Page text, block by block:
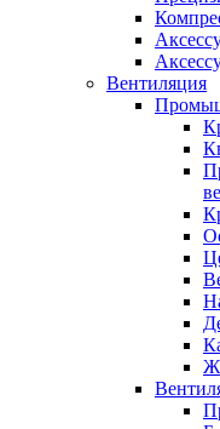
Вентиляция